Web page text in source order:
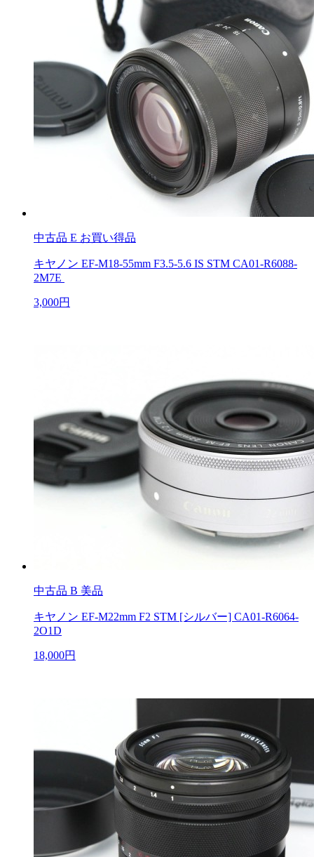
中古品 E お買い得品
キヤノン EF-M18-55mm F3.5-5.6 IS STM CA01-R6088-
2M7E
3,000円
中古品 B 美品
キヤノン EF-M22mm F2 STM [シルバー] CA01-R6064-
2O1D
18,000円